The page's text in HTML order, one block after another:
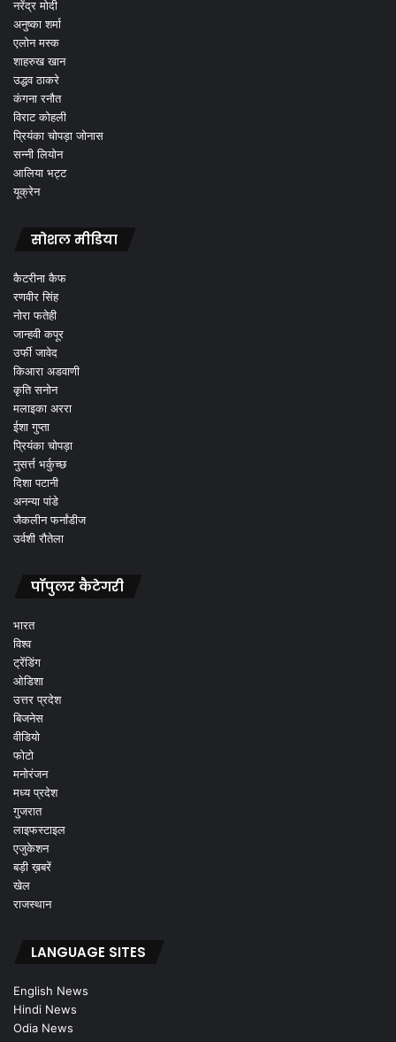
नरेंद्र मोदी
अनुष्का शर्मा
एलोन मस्क
शाहरुख खान
उद्धव ठाकरे
कंगना रनौत
विराट कोहली
प्रियंका चोपड़ा जोनास
सन्नी लियोन
आलिया भट्ट
यूक्रेन
सोशल मीडिया
कैटरीना कैफ
रणवीर सिंह
नोरा फतेही
जान्हवी कपूर
उर्फी जावेद
किआरा अडवाणी
कृति सनोन
मलाइका अररा
ईशा गुप्ता
प्रियंका चोपड़ा
नुसर्त्त भर्कुच्छ
दिशा पटानी
अनन्या पांडे
जैकलीन फर्नांडीज
उर्वशी रौतेला
पॉपुलर कैटेगरी
भारत
विश्व
ट्रेंडिंग
ओडिशा
उत्तर प्रदेश
बिजनेस
वीडियो
फोटो
मनोरंजन
मध्य प्रदेश
गुजरात
लाइफस्टाइल
एजुकेशन
बड़ी ख़बरें
खेल
राजस्थान
LANGUAGE SITES
English News
Hindi News
Odia News